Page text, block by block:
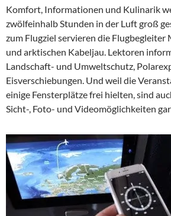
Komfort, Informationen und Kulinarik
zwölfeinhalb Stunden in der Luft groß
zum Flugziel servieren die Flugbegleiter
und arktischen Kabeljau. Lektoren
Landschaft- und Umweltschutz,
Eisverschiebungen. Und weil die
einige Fensterplätze frei hielten, sind
Sicht-, Foto- und Videomöglichkeiten